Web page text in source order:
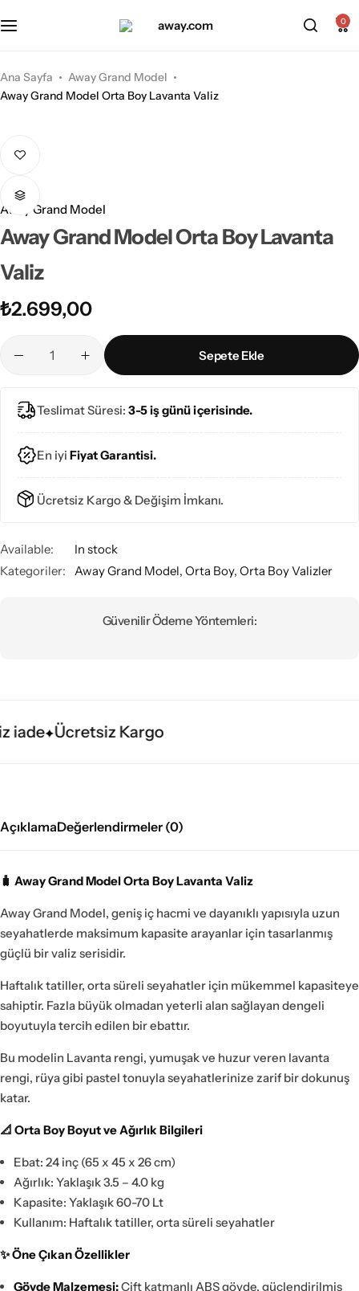
0
Ana Sayfa
Away Grand Model
Away Grand Model Orta Boy Lavanta Valiz
Away Grand Model
Away Grand Model Orta Boy Lavanta
Valiz
₺2.699,00
Sepete Ekle
Teslimat Süresi: 3-5 iş günü içerisinde.
En iyi Fiyat Garantisi.
Ücretsiz Kargo & Değişim İmkanı.
Available:
In stock
Kategoriler:
Away Grand Model, Orta Boy, Orta Boy Valizler
Güvenilir Ödeme Yöntemleri:
iade Ücretsiz Kargo
AçıklamaDeğerlendirmeler (0)
🧳 Away Grand Model Orta Boy Lavanta Valiz
Away Grand Model, geniş iç hacmi ve dayanıklı yapısıyla uzun
seyahatlerde maksimum kapasite arayanlar için tasarlanmış
güçlü bir valiz serisidir.
Haftalık tatiller, orta süreli seyahatler için mükemmel kapasiteye
sahiptir. Fazla büyük olmadan yeterli alan sağlayan dengeli
boyutuyla tercih edilen bir ebattır.
Bu modelin Lavanta rengi, yumuşak ve huzur veren lavanta
rengi, rüya gibi pastel tonuyla seyahatlerinize zarif bir dokunuş
katar.
📐 Orta Boy Boyut ve Ağırlık Bilgileri
Ebat: 24 inç (65 x 45 x 26 cm)
Ağırlık: Yaklaşık 3.5 – 4.0 kg
Kapasite: Yaklaşık 60-70 Lt
Kullanım: Haftalık tatiller, orta süreli seyahatler
✨ Öne Çıkan Özellikler
Gövde Malzemesi:Çift katmanlı ABS gövde, güçlendirilmiş
Kabin Boy Valizler